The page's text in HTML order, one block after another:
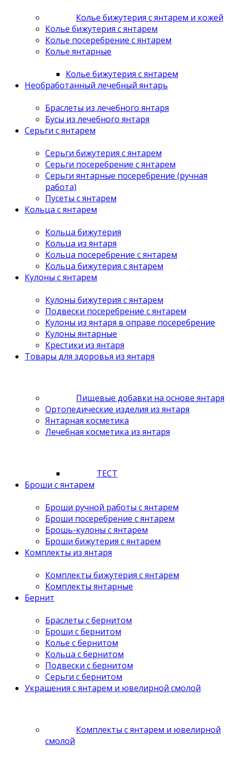
Колье бижутерия с янтарем и кожей
Колье бижутерия с янтарем
Колье посеребрение с янтарем
Колье янтарные
Колье бижутерия с янтарем
Необработанный лечебный янтарь
Браслеты из лечебного янтаря
Бусы из лечебного янтаря
Серьги с янтарем
Серьги бижутерия с янтарем
Серьги посеребрение с янтарем
Серьги янтарные посеребрение (ручная
работа)
Пусеты с янтарем
Кольца с янтарем
Кольца бижутерия
Кольца из янтаря
Кольца посеребрение с янтарем
Кольца бижутерия с янтарем
Кулоны с янтарем
Кулоны бижутерия с янтарем
Подвески посеребрение с янтарем
Кулоны из янтаря в оправе посеребрение
Кулоны янтарные
Крестики из янтаря
Товары для здоровья из янтаря
Пищевые добавки на основе янтаря
Ортопедические изделия из янтаря
Янтарная косметика
Лечебная косметика из янтаря
ТЕСТ
Броши с янтарем
Броши ручной работы с янтарем
Броши посеребрение с янтарем
Брошь-кулоны с янтарем
Броши бижутерия с янтарем
Комплекты из янтаря
Комплекты бижутерия с янтарем
Комплекты янтарные
Бернит
Браслеты с бернитом
Броши с бернитом
Колье с бернитом
Кольца с бернитом
Подвески с бернитом
Серьги с бернитом
Украшения с янтарем и ювелирной смолой
Комплекты с янтарем и ювелирной
смолой